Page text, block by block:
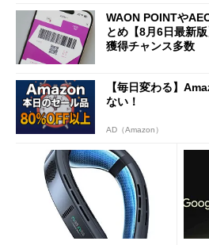
WAON POINTや
とめ【8月6日最新
獲得チャンス多数
【毎日変わる】
ない！
AD（Amazon）